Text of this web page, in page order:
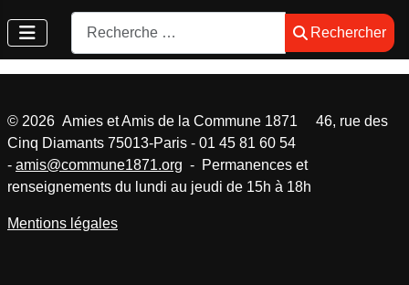
Rechercher
Rechercher
© 2026 Amies et Amis de la Commune 1871 46, rue des
Cinq Diamants 75013-Paris - 01 45 81 60 54
- amis@commune1871.org - Permanences et
renseignements du lundi au jeudi de 15h à 18h
Mentions légales